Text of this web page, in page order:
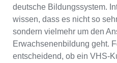
deutsche Bildungssystem.
wissen, dass es nicht so
sondern vielmehr um den
Erwachsenenbildung geht.
entscheidend, ob ein VHS-